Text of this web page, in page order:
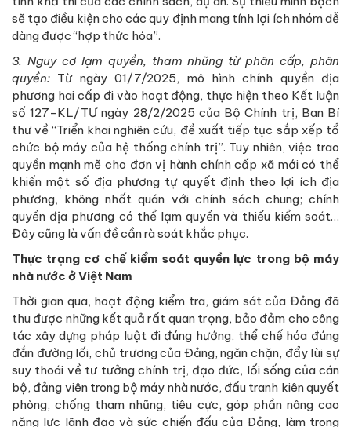
sẽ tạo điều kiện cho các quy định mang tính lợi ích nhóm dễ
dàng được “hợp thức hóa”.
3. Nguy cơ lạm quyền, tham nhũng từ phân cấp, phân
quyền: Từ ngày 01/7/2025, mô hình chính quyền địa
phương hai cấp đi vào hoạt động, thực hiện theo Kết luận
số 127-KL/TƯ ngày 28/2/2025 của Bộ Chính trị, Ban Bí
thư về “Triển khai nghiên cứu, đề xuất tiếp tục sắp xếp tổ
chức bộ máy của hệ thống chính trị”. Tuy nhiên, việc trao
quyền mạnh mẽ cho đơn vị hành chính cấp xã mới có thể
khiến một số địa phương tự quyết định theo lợi ích địa
phương, không nhất quán với chính sách chung; chính
quyền địa phương có thể lạm quyền và thiếu kiểm soát…
Đây cũng là vấn đề cần rà soát khắc phục.
Thực trạng cơ chế kiểm soát quyền lực trong bộ máy
nhà nước ở Việt Nam
Thời gian qua, hoạt động kiểm tra, giám sát của Đảng đã
thu được những kết quả rất quan trọng, bảo đảm cho công
tác xây dựng pháp luật đi đúng hướng, thể chế hóa đúng
đắn đường lối, chủ trương của Đảng, ngăn chặn, đẩy lùi sự
suy thoái về tư tưởng chính trị, đạo đức, lối sống của cán
bộ, đảng viên trong bộ máy nhà nước, đấu tranh kiên quyết
phòng, chống tham nhũng, tiêu cực, góp phần nâng cao
năng lực lãnh đạo và sức chiến đấu của Ðảng, làm trong